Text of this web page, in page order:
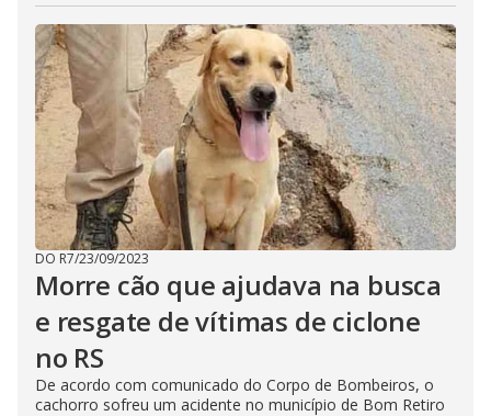
DO R7/23/09/2023
Morre cão que ajudava na busca
e resgate de vítimas de ciclone
no RS
De acordo com comunicado do Corpo de Bombeiros, o
cachorro sofreu um acidente no município de Bom Retiro